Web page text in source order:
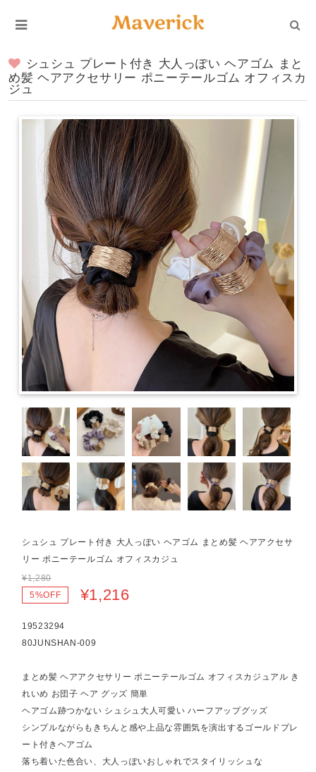
シュシュ プレート付き 大人っぽい ヘアゴム まと
め髪 ヘアアクセサリー ポニーテールゴム オフィスカ
ジュ
シュシュ プレート付き 大人っぽい ヘアゴム まとめ髪 ヘアアクセサ
リー ポニーテールゴム オフィスカジュ
¥1,280
5%OFF
¥1,216
19523294
80JUNSHAN-009
まとめ髪 ヘアアクセサリー ポニーテールゴム オフィスカジュアル き
れいめ お団子 ヘア グッズ 簡単
ヘアゴム跡つかない シュシュ大人可愛い ハーフアップグッズ
シンプルながらもきちんと感や上品な雰囲気を演出するゴールドプレ
ート付きヘアゴム
落ち着いた色合い、大人っぽいおしゃれでスタイリッシュな